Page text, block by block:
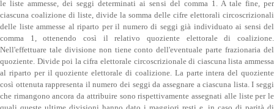
le liste ammesse, dei seggi determinati ai sensi del comma 1. A tale fine, per
ciascuna coalizione di liste, divide la somma delle cifre elettorali circoscrizionali
delle liste ammesse al riparto per il numero di seggi già individuato ai sensi del
comma 1, ottenendo così il relativo quoziente elettorale di coalizione.
Nell'effettuare tale divisione non tiene conto dell'eventuale parte frazionaria del
quoziente. Divide poi la cifra elettorale circoscrizionale di ciascuna lista ammessa
al riparto per il quoziente elettorale di coalizione. La parte intera del quoziente
così ottenuta rappresenta il numero dei seggi da assegnare a ciascuna lista. I seggi
che rimangono ancora da attribuire sono rispettivamente assegnati alle liste per le